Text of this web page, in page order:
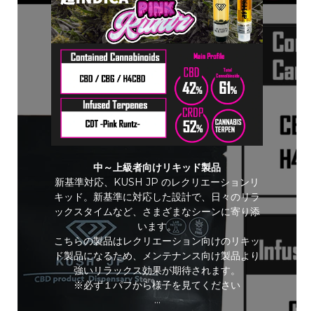
中～上級者向けリキッド製品
新基準対応、KUSH JP のレクリエーションリ
キッド。新基準に対応した設計で、日々のリラ
ックスタイムなど、さまざまなシーンに寄り添
います。
こちらの製品はレクリエーション向けのリキッ
ド製品になるため、メンテナンス向け製品より
強いリラックス効果が期待されます。
※必ず１パフから様子を見てください
…